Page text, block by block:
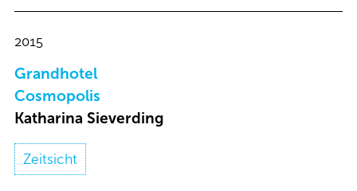
2015
Grandhotel
Cosmopolis​
Katharina Sieverding​
Zeitsicht